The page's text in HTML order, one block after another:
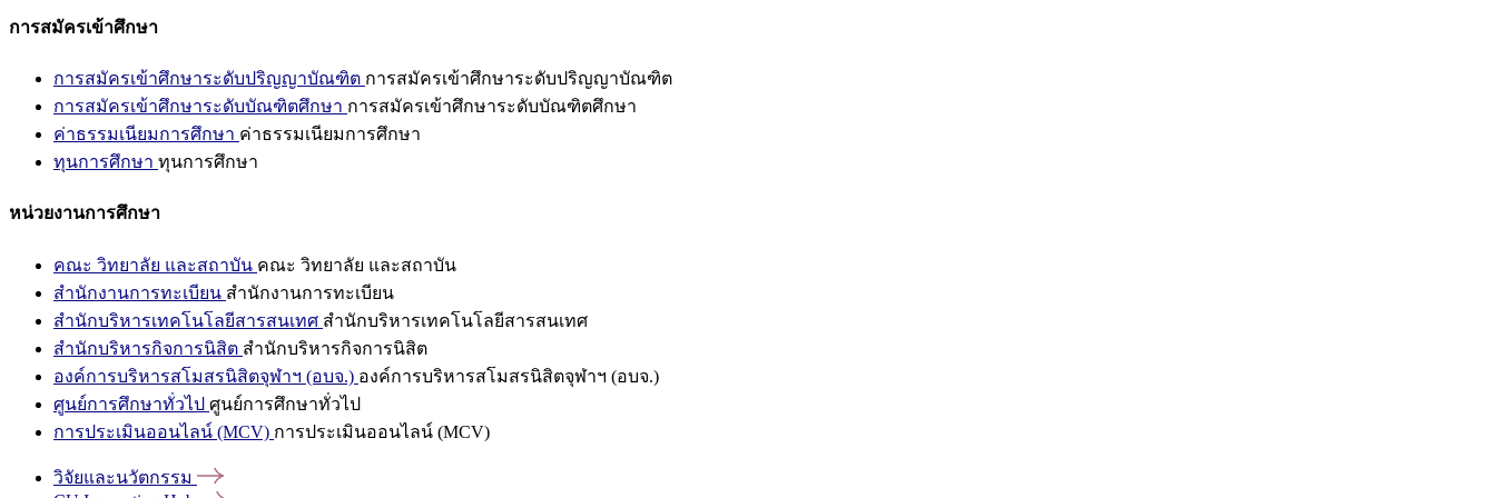
การสมัครเข้าศึกษา
การสมัครเข้าศึกษาระดับปริญญาบัณฑิต การสมัครเข้าศึกษาระดับปริญญาบัณฑิต
การสมัครเข้าศึกษาระดับบัณฑิตศึกษา การสมัครเข้าศึกษาระดับบัณฑิตศึกษา
ค่าธรรมเนียมการศึกษา ค่าธรรมเนียมการศึกษา
ทุนการศึกษา ทุนการศึกษา
หน่วยงานการศึกษา
คณะ วิทยาลัย และสถาบัน คณะ วิทยาลัย และสถาบัน
สำนักงานการทะเบียน สำนักงานการทะเบียน
สำนักบริหารเทคโนโลยีสารสนเทศ สำนักบริหารเทคโนโลยีสารสนเทศ
สำนักบริหารกิจการนิสิต สำนักบริหารกิจการนิสิต
องค์การบริหารสโมสรนิสิตจุฬาฯ (อบจ.) องค์การบริหารสโมสรนิสิตจุฬาฯ (อบจ.)
ศูนย์การศึกษาทั่วไป ศูนย์การศึกษาทั่วไป
การประเมินออนไลน์ (MCV) การประเมินออนไลน์ (MCV)
วิจัยและนวัตกรรม